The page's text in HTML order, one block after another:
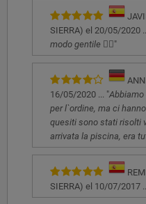
SIERRA) el 20/05/2020
modo gentile 👌🏻 "
16/05/2020 ... "
per l`ordine, ma ci
quesiti sono stati risolti
arrivata la piscina, era
SIERRA) el 10/07/2017